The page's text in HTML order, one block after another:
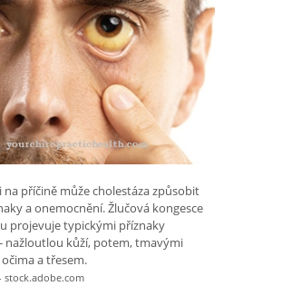
na příčině může cholestáza způsobit
a onemocnění. Žlučová kongesce
projevuje typickými příznaky
nažloutlou kůží, potem, tmavými
a třesem.
stock.adobe.com